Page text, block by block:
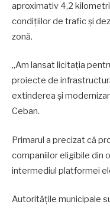
aproximativ 4,2
condițiilor de trafic și
zonă.
„Am lansat licitația
proiecte de
extinderea și
Ceban.
Primarul a precizat că
companiilor eligibile din
intermediul platformei
Autoritățile municipale